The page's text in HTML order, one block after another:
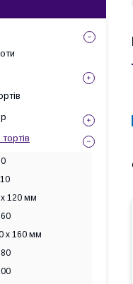
х 120 мм
х 160 мм